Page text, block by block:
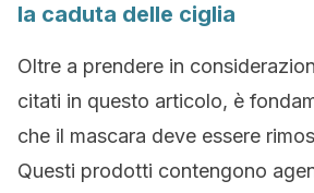
la caduta delle ciglia
Oltre a prendere in
citati in questo articolo, è
che il mascara deve essere
Questi prodotti contengono